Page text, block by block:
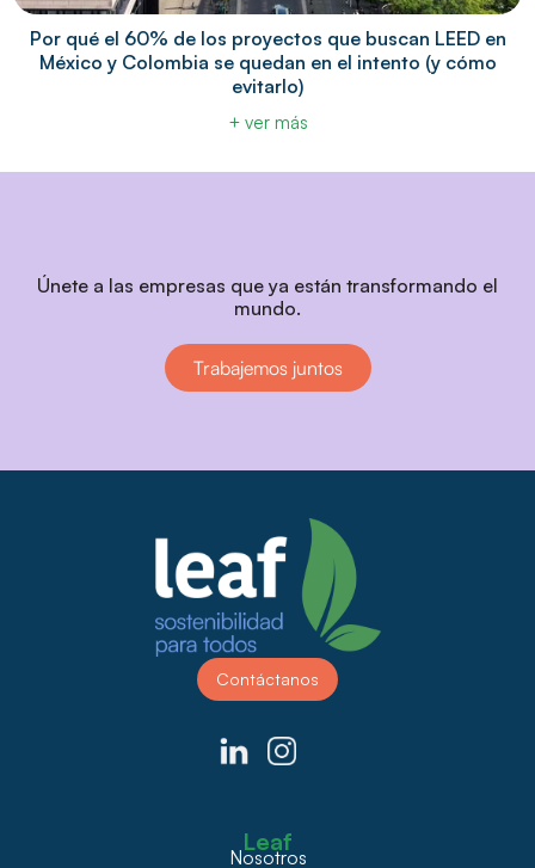
Por qué el 60% de los proyectos que buscan LEED en
México y Colombia se quedan en el intento (y cómo
evitarlo)
+ ver más
Únete a las empresas que ya están transformando el
mundo.
Trabajemos juntos
Contáctanos
Leaf
Nosotros